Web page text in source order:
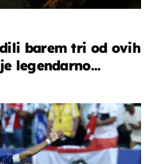
barem tri od ovih
legendarno...